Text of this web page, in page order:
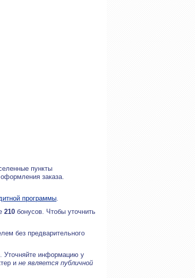
пункты
заказа.
программы.
210 бонусов. Чтобы уточнить
без предварительного
Уточняйте информацию у
и не является публичной